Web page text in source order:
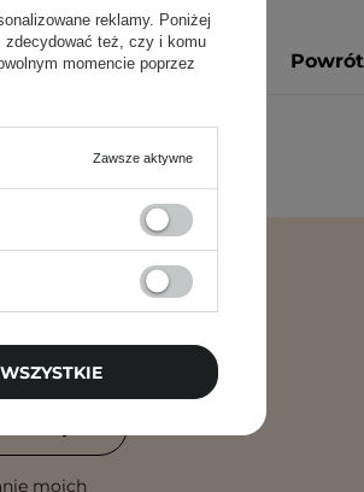
na maila!
moich
reklamy. Poniżej
zdecydować też, czy i komu
momencie poprzez
Zawsze aktywne